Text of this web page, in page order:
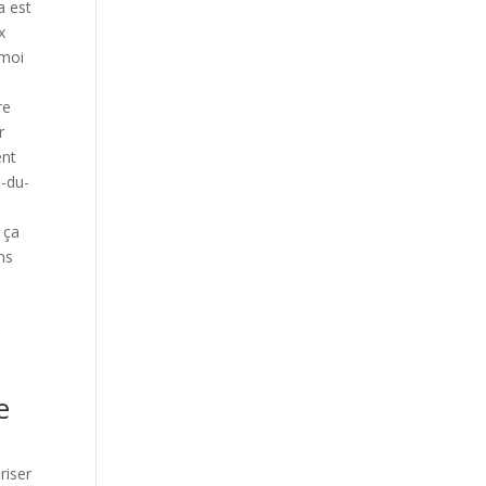
est
du-